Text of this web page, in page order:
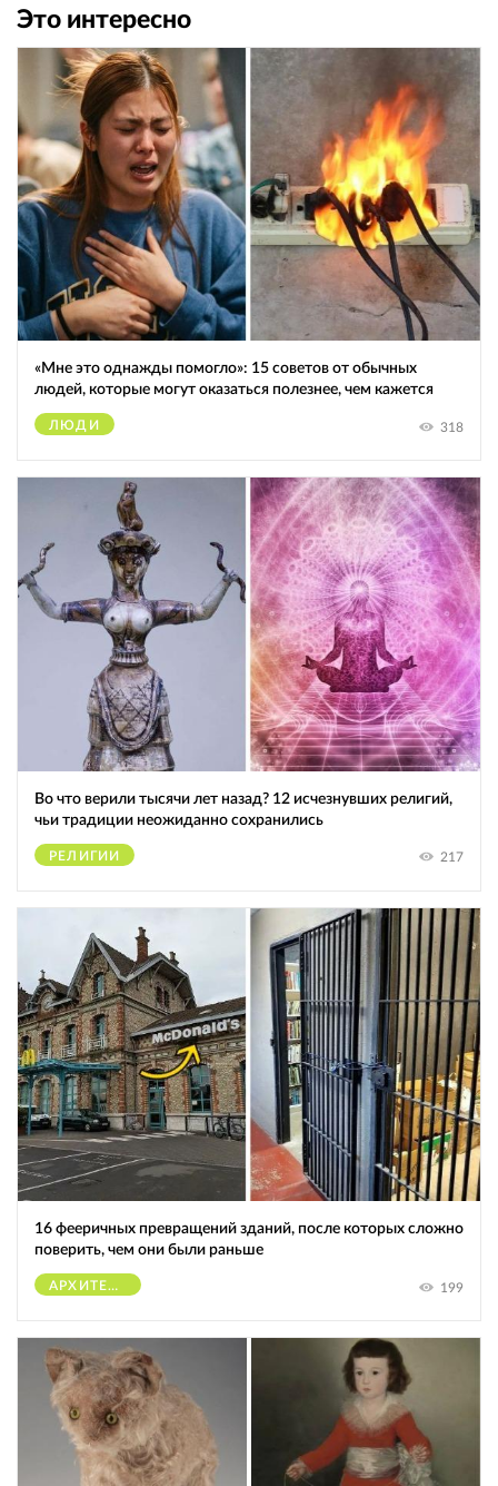
Это интересно
«Мне это однажды помогло»: 15 советов от обычных
людей, которые могут оказаться полезнее, чем кажется
ЛЮДИ 318
Во что верили тысячи лет назад? 12 исчезнувших религий,
чьи традиции неожиданно сохранились
РЕЛИГИИ 217
16 фееричных превращений зданий, после которых сложно
поверить, чем они были раньше
АРХИТЕКТУРА 199